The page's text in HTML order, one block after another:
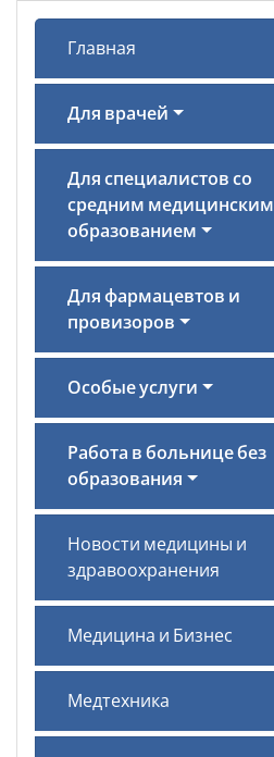
Главная
Для врачей
Для специалистов со
средним медицинским
образованием
Для фармацевтов и
провизоров
Особые услуги
Работа в больнице без
образования
Новости медицины и
здравоохранения
Медицина и Бизнес
Медтехника